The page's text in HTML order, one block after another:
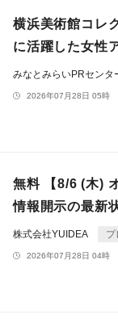
横浜美術館コレ
に活躍した女性
みなとみらいPRセンタ
2026年07月28日 05時
無料 【8/6 (木)
情報開示の最新
株式会社YUIDEA プ
2026年07月28日 04時